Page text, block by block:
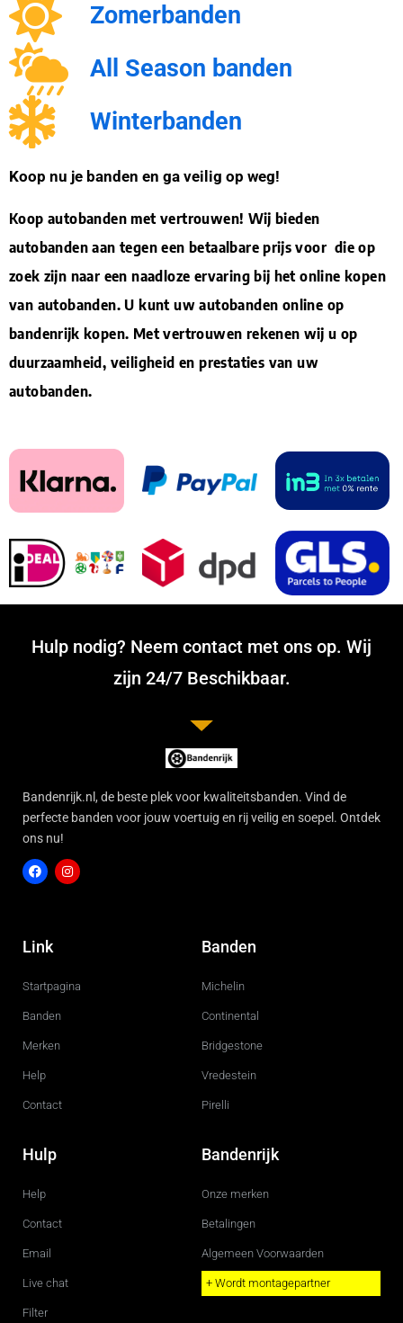
Zomerbanden
All Season banden
Winterbanden
Koop nu je banden en ga veilig op weg!
Koop autobanden met vertrouwen! Wij bieden
autobanden aan tegen een betaalbare prijs voor die op
zoek zijn naar een naadloze ervaring bij het online kopen
van autobanden. U kunt uw autobanden online op
bandenrijk kopen. Met vertrouwen rekenen wij u op
duurzaamheid, veiligheid en prestaties van uw
autobanden.
Hulp nodig? Neem contact met ons op. Wij
zijn 24/7 Beschikbaar.
Bandenrijk.nl, de beste plek voor kwaliteitsbanden. Vind de
perfecte banden voor jouw voertuig en rij veilig en soepel. Ontdek
ons nu!
c
e
o
g
r
Link
Startpagina
Banden
Merken
Help
Contact
Banden
Michelin
Continental
Bridgestone
Vredestein
Pirelli
Hulp
Help
Contact
Email
Live chat
Filter
Bandenrijk
Onze merken
Betalingen
Algemeen Voorwaarden
+ Wordt montagepartner